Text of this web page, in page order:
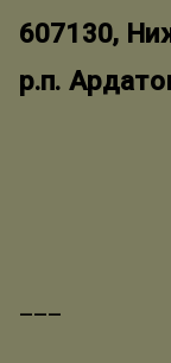
607130,
р.п.